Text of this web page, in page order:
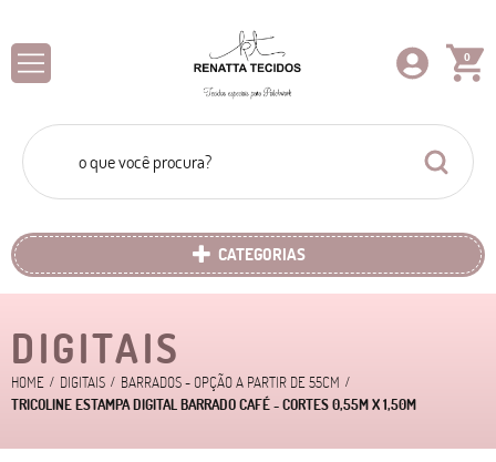
0
CATEGORIAS
DIGITAIS
HOME DIGITAIS
BARRADOS - OPÇÃO A PARTIR DE 55CM
TRICOLINE ESTAMPA DIGITAL BARRADO CAFÉ - CORTES 0,55M X 1,50M